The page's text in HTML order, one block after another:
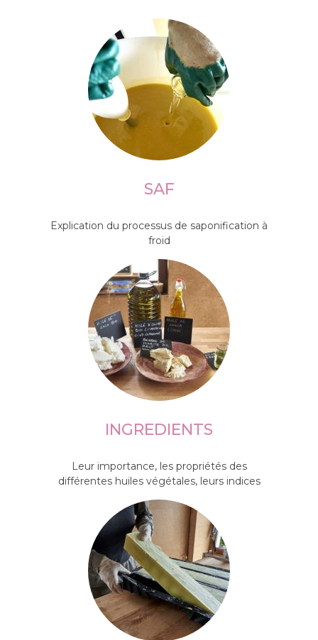
SAF
Explication du processus de saponification à
froid
INGREDIENTS
Leur importance, les propriétés des
différentes huiles végétales, leurs indices